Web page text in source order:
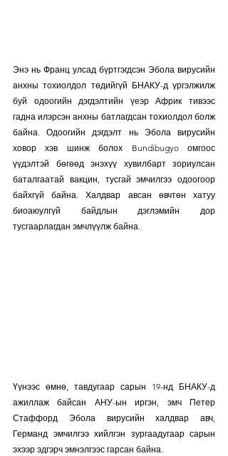
Энэ нь Франц улсад бүртгэгдсэн Эбола вирусийн
анхны тохиолдол төдийгүй БНАКУ-д үргэлжилж
буй одоогийн дэгдэлтийн үеэр Африк тивээс
гадна илэрсэн анхны батлагдсан тохиолдол болж
байна. Одоогийн дэгдэлт нь Эбола вирусийн
ховор хэв шинж болох Bundibugyo омгоос
үүдэлтэй бөгөөд энэхүү хувилбарт зориулсан
баталгаатай вакцин, тусгай эмчилгээ одоогоор
байхгүй байна. Халдвар авсан өвчтөн хатуу
биоаюулгүй байдлын дэглэмийн дор
тусгаарлагдан эмчлүүлж байна.
Үүнээс өмнө, тавдугаар сарын 19-нд БНАКУ-д
ажиллаж байсан АНУ-ын иргэн, эмч Петер
Стаффорд Эбола вирусийн халдвар авч,
Германд эмчилгээ хийлгэн зургаадугаар сарын
эхээр эдгэрч эмнэлгээс гарсан байна.